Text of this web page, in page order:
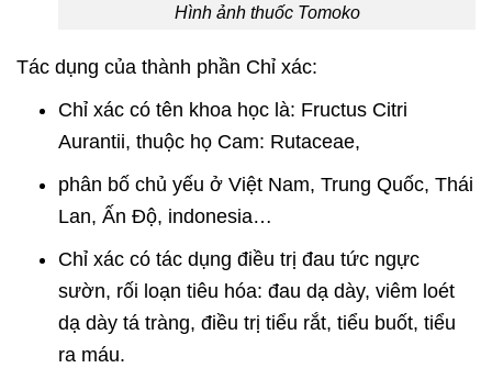
Hình ảnh thuốc Tomoko
Tác dụng của thành phần Chỉ xác:
Chỉ xác có tên khoa học là: Fructus Citri
Aurantii, thuộc họ Cam: Rutaceae,
phân bố chủ yếu ở Việt Nam, Trung Quốc, Thái
Lan, Ấn Độ, indonesia…
Chỉ xác có tác dụng điều trị đau tức ngực
sườn, rối loạn tiêu hóa: đau dạ dày, viêm loét
dạ dày tá tràng, điều trị tiểu rắt, tiểu buốt, tiểu
ra máu.